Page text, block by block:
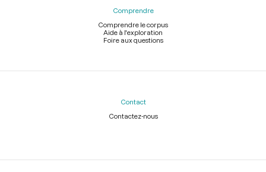
Comprendre
Comprendre le corpus
Aide à l'exploration
Foire aux questions
Contact
Contactez-nous
Légal